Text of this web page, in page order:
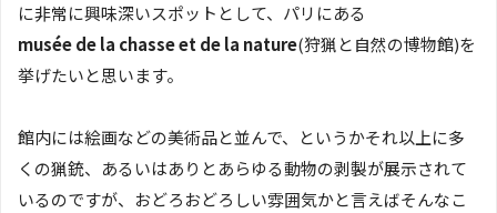
に非常に興味深いスポットとして、パリにある
musée de la chasse et de la nature(狩猟と自然の博物館)を
挙げたいと思います。
館内には絵画などの美術品と並んで、というかそれ以上に多
くの猟銃、あるいはありとあらゆる動物の剥製が展示されて
いるのですが、おどろおどろしい雰囲気かと言えばそんなこ